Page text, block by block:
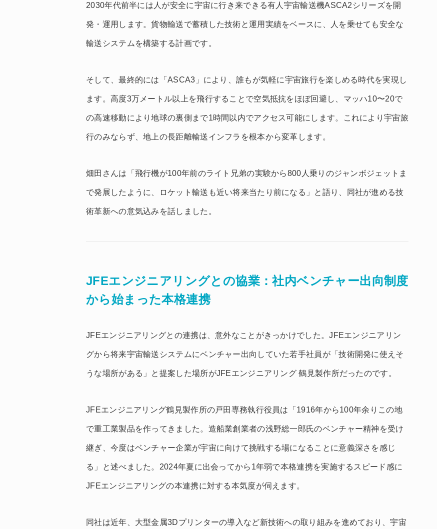
2030年代前半には人が安全に宇宙に行き来できる有人宇宙輸送機ASCA2シリーズを開
発・運用します。貨物輸送で蓄積した技術と運用実績をベースに、人を乗せても安全な
輸送システムを構築する計画です。
そして、最終的には「ASCA3」により、誰もが気軽に宇宙旅行を楽しめる時代を実現し
ます。高度3万メートル以上を飛行することで空気抵抗をほぼ回避し、マッハ10〜20で
の高速移動により地球の裏側まで1時間以内でアクセス可能にします。これにより宇宙旅
行のみならず、地上の長距離輸送インフラを根本から変革します。
畑田さんは「飛行機が100年前のライト兄弟の実験から800人乗りのジャンボジェットま
で発展したように、ロケット輸送も近い将来当たり前になる」と語り、同社が進める技
術革新への意気込みを話しました。
JFEエンジニアリングとの協業：社内ベンチャー出向制度
から始まった本格連携
JFEエンジニアリングとの連携は、意外なことがきっかけでした。JFEエンジニアリン
グから将来宇宙輸送システムにベンチャー出向していた若手社員が「技術開発に使えそ
うな場所がある」と提案した場所がJFEエンジニアリング 鶴見製作所だったのです。
JFEエンジニアリング鶴見製作所の戸田専務執行役員は「1916年から100年余りこの地
で重工業製品を作ってきました。造船業創業者の浅野総一郎氏のベンチャー精神を受け
継ぎ、今度はベンチャー企業が宇宙に向けて挑戦する場になることに意義深さを感じ
る」と述べました。2024年夏に出会ってから1年弱で本格連携を実施するスピード感に
JFEエンジニアリングの本連携に対する本気度が伺えます。
同社は近年、大型金属3Dプリンターの導入など新技術への取り組みを進めており、宇宙